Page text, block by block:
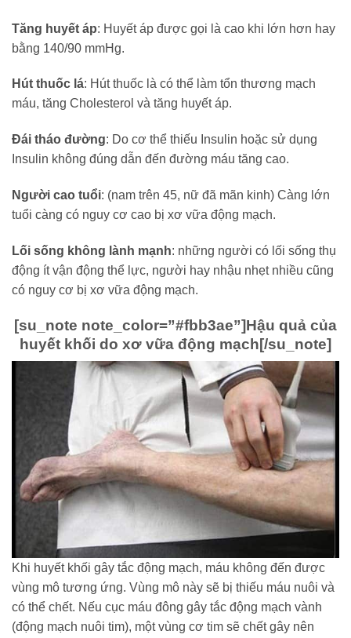
Tăng huyết áp: Huyết áp được gọi là cao khi lớn hơn hay
bằng 140/90 mmHg.
Hút thuốc lá: Hút thuốc là có thể làm tổn thương mạch
máu, tăng Cholesterol và tăng huyết áp.
Đái tháo đường: Do cơ thể thiếu Insulin hoặc sử dụng
Insulin không đúng dẫn đến đường máu tăng cao.
Người cao tuổi: (nam trên 45, nữ đã mãn kinh) Càng lớn
tuổi càng có nguy cơ cao bị xơ vữa động mạch.
Lối sống không lành mạnh: những người có lối sống thụ
động ít vận động thể lực, người hay nhậu nhẹt nhiều cũng
có nguy cơ bị xơ vữa động mạch.
[su_note note_color=”#fbb3ae”]Hậu quả của
huyết khối do xơ vữa động mạch[/su_note]
Khi huyết khối gây tắc động mạch, máu không đến được
vùng mô tương ứng. Vùng mô này sẽ bị thiếu máu nuôi và
có thể chết. Nếu cục máu đông gây tắc động mạch vành
(động mạch nuôi tim), một vùng cơ tim sẽ chết gây nên